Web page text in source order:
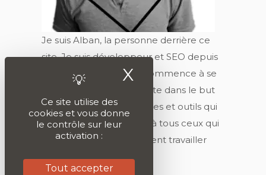
Je suis Alban, la personne derrière ce
site. Je suis développeur et SEO depuis
maintenant 17 ans (on commence à se
faire vieux). J'ai créé ce site dans le but
de partager connaissances et outils qui
seront utiles, je l'espère, à tous ceux qui
travaillent ou qui souhaitent travailler
dans le digital.
Ce site utilise des
cookies et vous donne
le contrôle sur leur
activation :
Tout accepter
X Masquer le